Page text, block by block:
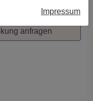
anfragen
Impressum